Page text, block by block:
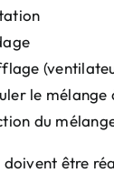
le mélange
du
être